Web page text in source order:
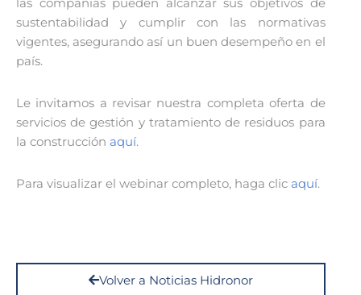
sustentabilidad y cumplir con las normativas
vigentes, asegurando así un buen desempeño en el
país.
Le invitamos a revisar nuestra completa oferta de
servicios de gestión y tratamiento de residuos para
la construcción aquí.
Para visualizar el webinar completo, haga clic aquí.
Volver a Noticias Hidronor